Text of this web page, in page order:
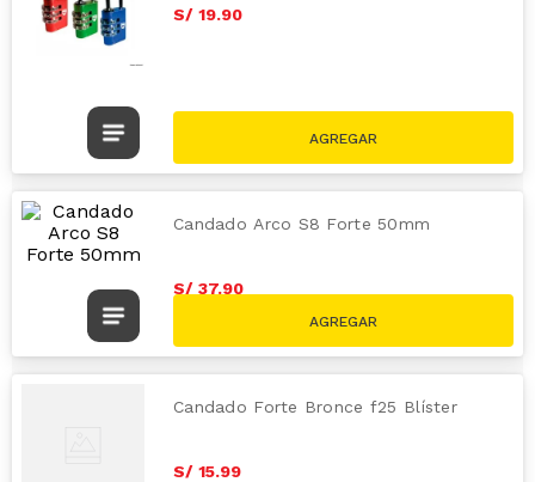
S/ 19.90
Candado Arco S8 Forte 50mm
S/ 37.90
Candado Forte Bronce f25 Blíster
S/ 15.99